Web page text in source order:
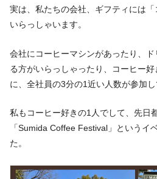
実は、私たちの会社、ギフティには「
いらっしゃいます。
会社にコーヒーマシンがあったり、
る方がいらっしゃったり、コーヒー
に、全社員の3分の1近い人数が参加
私もコーヒー好きの1人でして、先日
「Sumida Coffee Festival」というイ
た。